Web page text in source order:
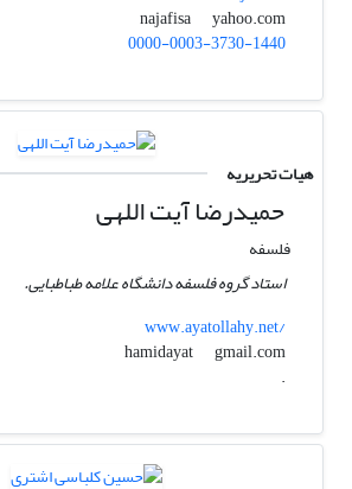
najafisa
yahoo.com
0000-0003-3730-1440
هیات تحریریه
حمیدرضا آیت اللهی
فلسفه
استاد گروه فلسفه دانشگاه علامه طباطبایی.
www.ayatollahy.net/
hamidayat
gmail.com
.